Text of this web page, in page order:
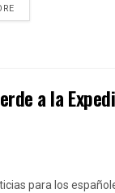
DETAILS
a la
para los